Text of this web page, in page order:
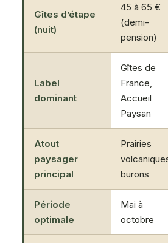
Gîtes d’étape
(nuit)
45 à 65 €
(demi-
pension)
Label
dominant
Gîtes de
France,
Accueil
Paysan
Atout
paysager
principal
Prairies
burons
Période
optimale
Mai à
octobre